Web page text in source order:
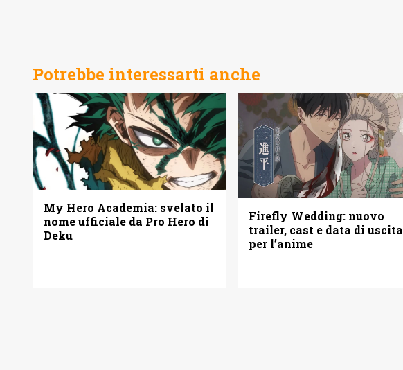
Potrebbe interessarti anche
My Hero Academia: svelato il
nome ufficiale da Pro Hero di
Deku
Firefly Wedding: nuovo
trailer, cast e data di uscita
per l’anime